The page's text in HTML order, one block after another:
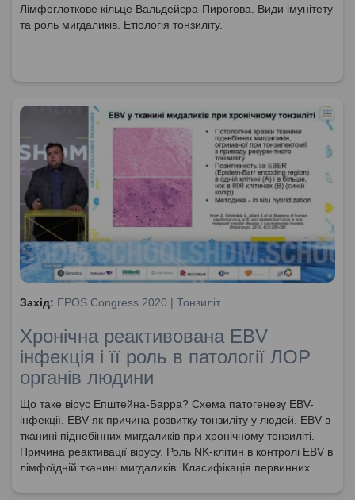
Лімфоглоткове кільце Вальдейєра-Пирогова. Види імунітету
та роль мигдаликів. Етіологія тонзиліту.
Захід: EPOS Congress 2020 | Тонзиліт
Хронічна реактивована EBV
інфекція і її роль в патології ЛОР
органів людини
Що таке вірус Епштейна-Барра? Схема патогенезу EBV-
інфекції. EBV як причина розвитку тонзиліту у людей. EBV в
тканині піднебінних мигдаликів при хронічному тонзиліті.
Причина реактивації вірусу. Роль NK-клітин в контролі EBV в
лімфоїдній тканині мигдаликів. Класифікація первинних